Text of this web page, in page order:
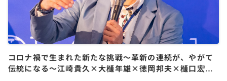
コロナ禍で生まれた新たな挑戦～革新の連続が、やがて
伝統になる～江崎貴久×大樋年雄×徳岡邦夫×樋口宏江